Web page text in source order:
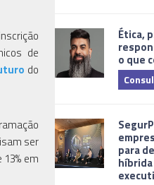
de
do
ser
em
Ética,
o que
para